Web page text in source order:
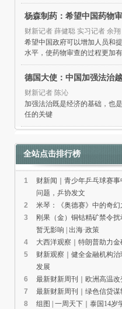
杨森制药：希望中国药物
财新记者 薛健聪 实习记者 余翔
希望中国政府可以增加人员和
水平，使药物审查的过程更加
德国大使：中国加强法治
财新记者 陈沁
加强法治既是经济的基础，也
任的关键
全站点击排行榜
1
财新闻｜青少年乒乓球赛
问题，乒协发文
2
米琴：《奥德赛》中的奇幻
3
刚果（金）铜钴精矿禁令
暂无影响 | 出海·政策
4
大西洋观察｜特朗普助力金
5
财新观察｜健全金融机构
发展
6
最新财新周刊｜欧洲高温改
7
最新财新周刊｜绿色信贷谋
8
组图 | 一周天下｜泰国14岁